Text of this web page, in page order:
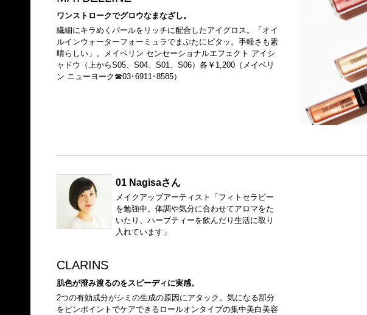
ワンストロークでグロウなまなざし。
繊細にキラめくパールをリッチに配合したアイグロス。「オイ
ルインウォーターフォーミュラでまぶたにピタッ。手軽さも素
晴らしい」。メイベリン センセーショナルエフェクト アイシ
ャドウ（上からS05、S04、S01、S06）各￥1,200（メイベリ
ン ニューヨーク☎03･6911･8585）
01 Nagisaさん
メイクアップアーティスト「フィトセラピー
を勉強中。体調や気分に合わせてアロマをた
いたり、ハーブティーを飲んだり生活に取り
入れています」
CLARINS
肌色が澄み渡るのをスピーディに実感。
2つの有効成分がシミの生成の原因にアタック。気になる部分
をピンポイントでケアできるロールオンタイプの集中美白美容